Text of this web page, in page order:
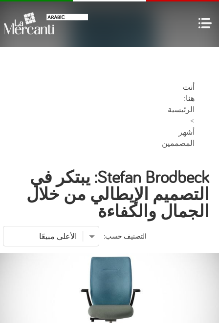
أنت
هنا:
الرئيسية
>
أشهر
المصممين
Stefan Brodbeck: يبتكر في
التصميم الإيطالي من خلال
الجمال والكفاءة
التصنيف حسب: